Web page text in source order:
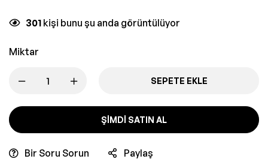
301 kişi bunu şu anda görüntülüyor
Miktar
SEPETE EKLE
ŞIMDI SATIN AL
Bir Soru Sorun Paylaş